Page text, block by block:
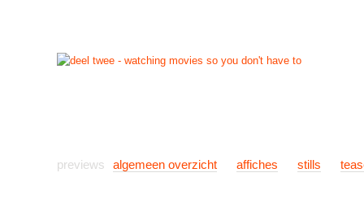
previews algemeen overzicht affiches stills